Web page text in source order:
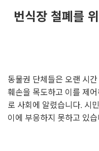
번식장 철폐를
동물권 단체들은 오랜 시
훼손을 목도하고 이를 제
로 사회에 알렸습니다. 시
이에 부응하지 못하고 있